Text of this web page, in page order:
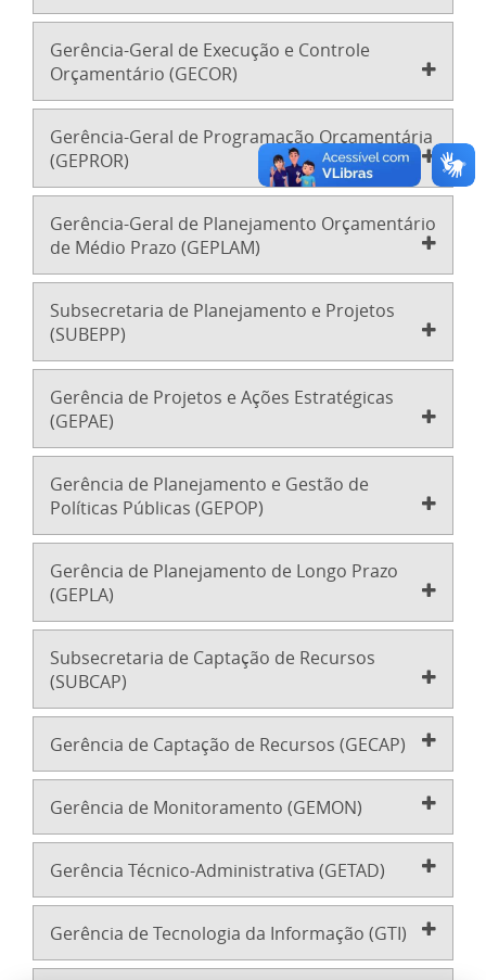
Gerência-Geral de Execução e Controle
Orçamentário (GECOR)
Gerência-Geral de Programação Orçamentária
(GEPROR)
Gerência-Geral de Planejamento Orçamentário
de Médio Prazo (GEPLAM)
Subsecretaria de Planejamento e Projetos
(SUBEPP)
Gerência de Projetos e Ações Estratégicas
(GEPAE)
Gerência de Planejamento e Gestão de
Políticas Públicas (GEPOP)
Gerência de Planejamento de Longo Prazo
(GEPLA)
Subsecretaria de Captação de Recursos
(SUBCAP)
Gerência de Captação de Recursos (GECAP)
Gerência de Monitoramento (GEMON)
Gerência Técnico-Administrativa (GETAD)
Gerência de Tecnologia da Informação (GTI)